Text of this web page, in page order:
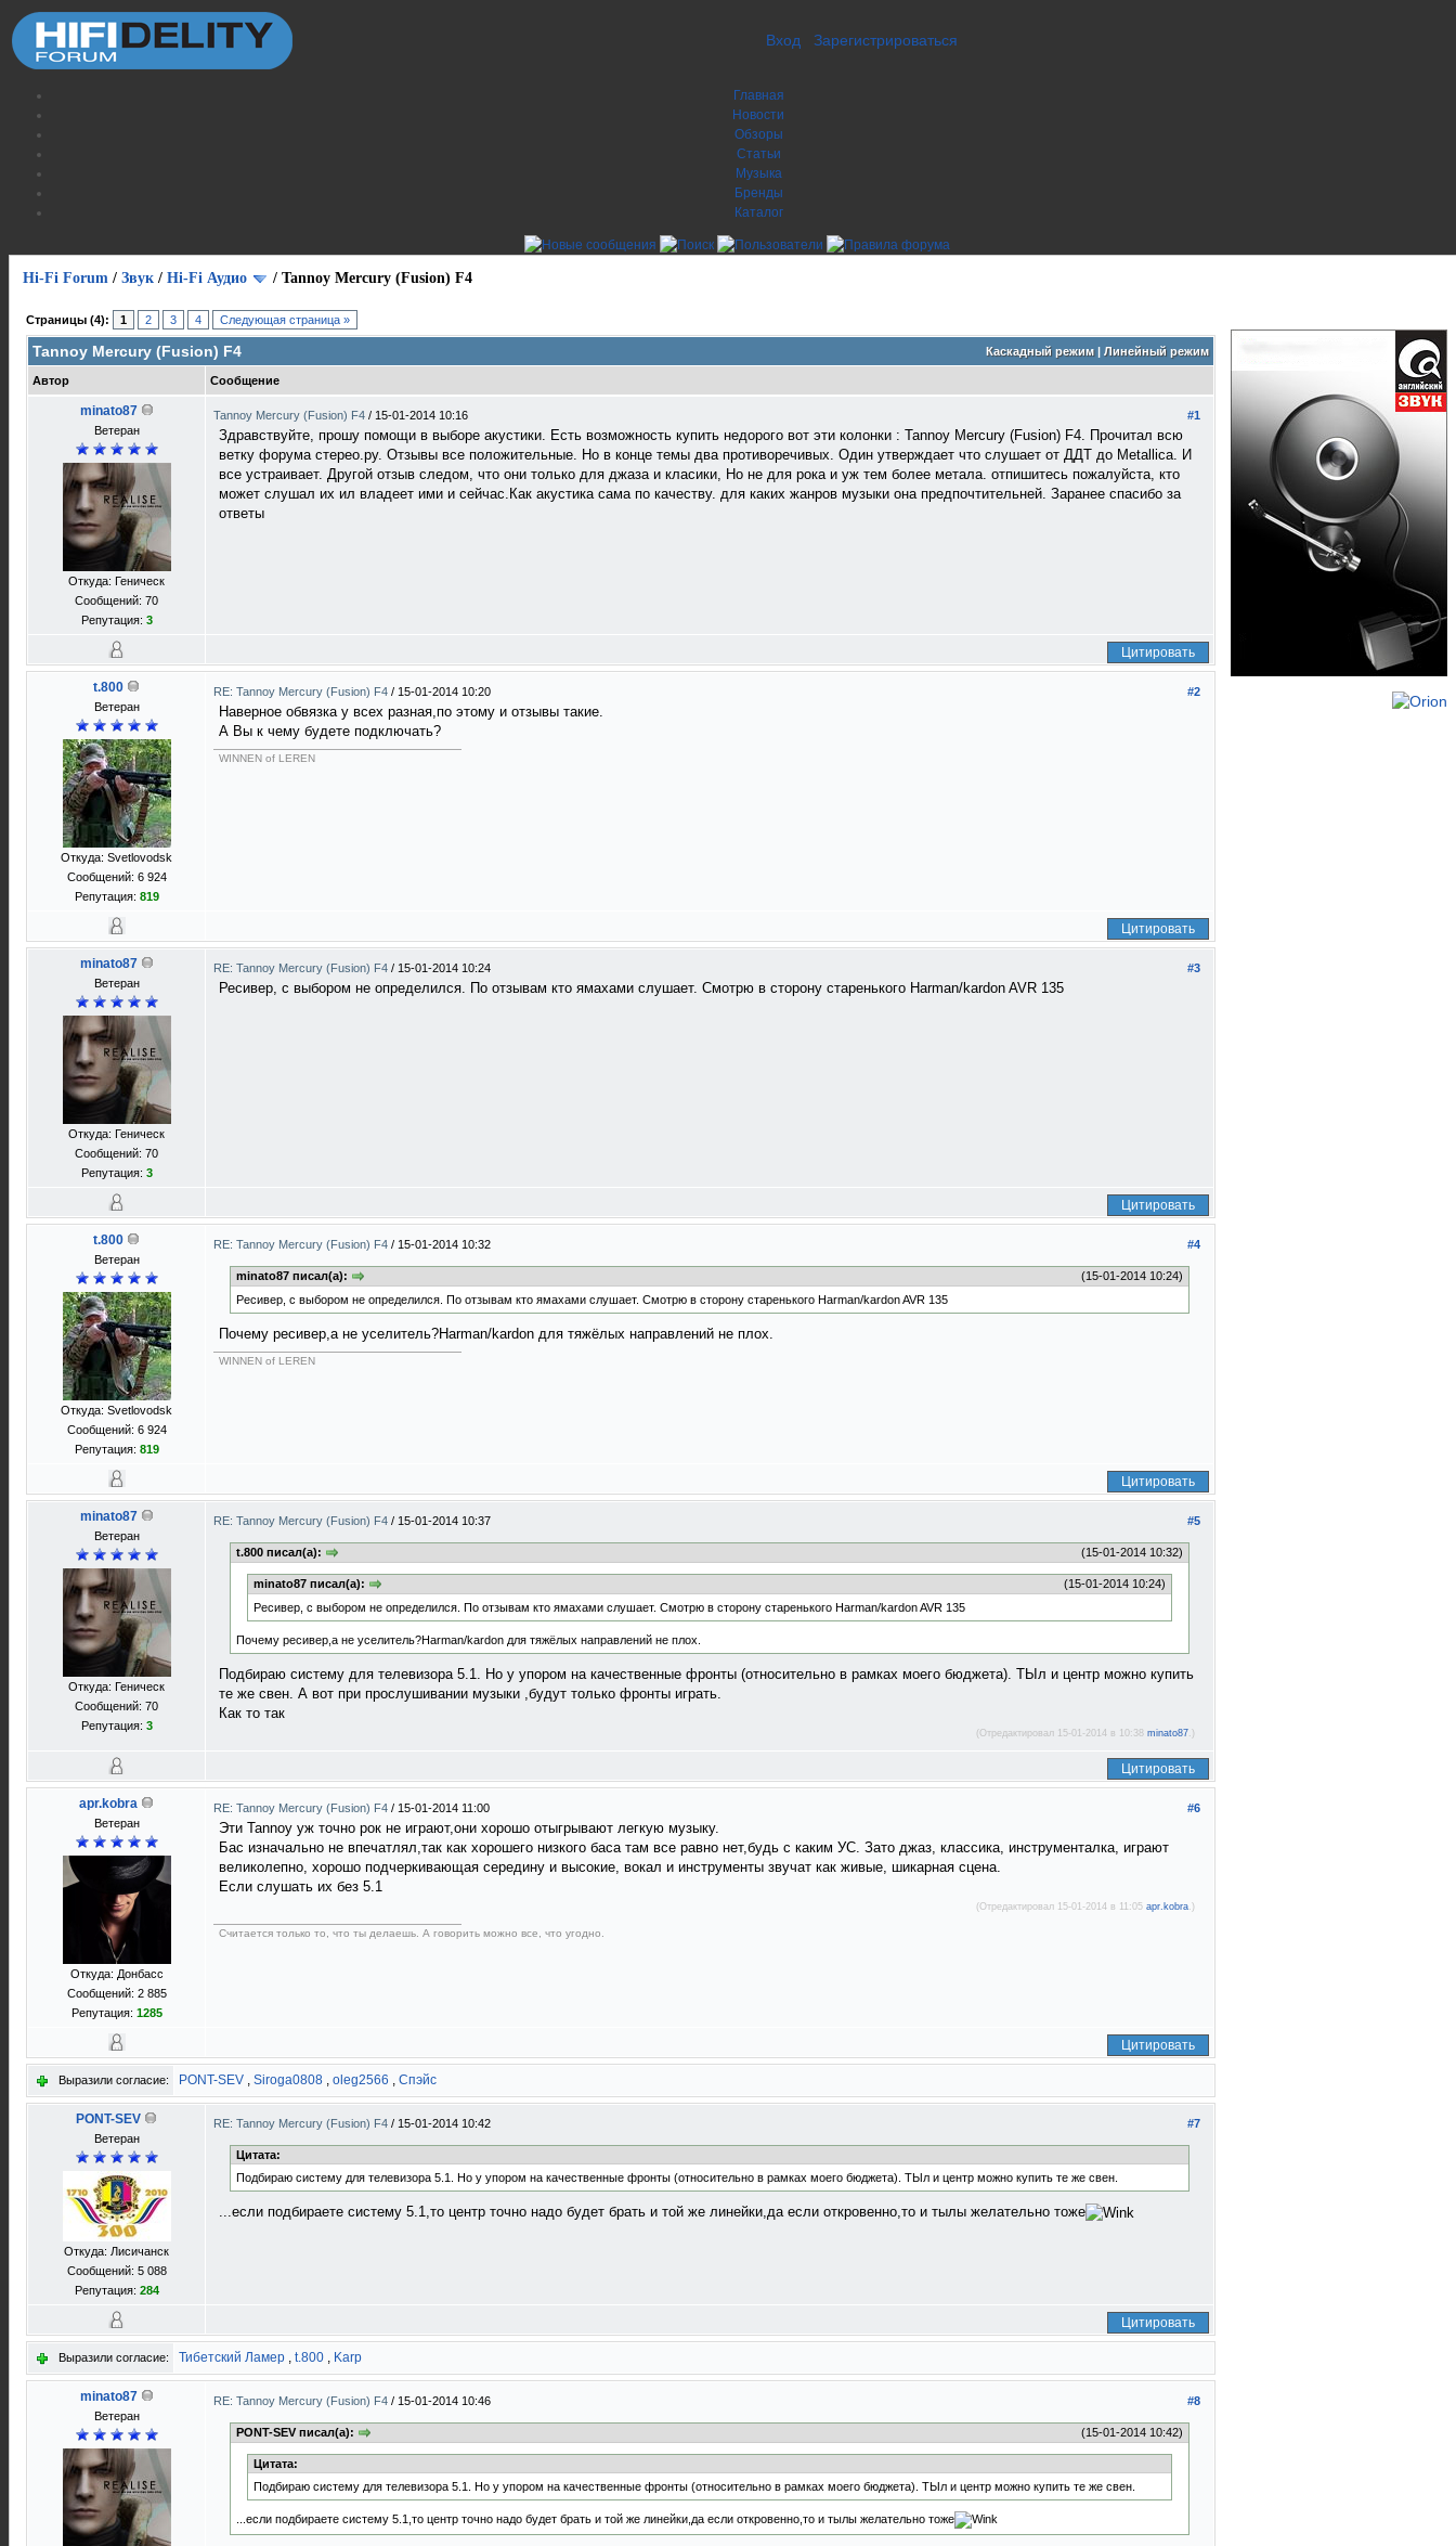
Вход Зарегистрироваться
Главная
Новости
Обзоры
Статьи
Музыка
Бренды
Каталог
Hi-Fi Forum / Звук / Hi-Fi Аудио / Tannoy Mercury (Fusion) F4
Страницы (4): 1 2 3 4 Следующая страница »
Каскадный режим| Линейный режим
Tannoy Mercury (Fusion) F4
Автор Сообщение
minato87
Ветеран
Откуда: Геническ
Сообщений: 70
Репутация: 3
#1
Tannoy Mercury (Fusion) F4 / 15-01-2014 10:16
Здравствуйте, прошу помощи в выборе акустики. Есть возможность купить недорого вот эти колонки : Tannoy Mercury (Fusion) F4. Прочитал всю
ветку форума стерео.ру. Отзывы все положительные. Но в конце темы два противоречивых. Один утверждает что слушает от ДДТ до Metallica. И
все устраивает. Другой отзыв следом, что они только для джаза и класики, Но не для рока и уж тем более метала. отпишитесь пожалуйста, кто
может слушал их ил владеет ими и сейчас.Как акустика сама по качеству. для каких жанров музыки она предпочтительней. Заранее спасибо за
ответы
Цитировать
t.800
Ветеран
Откуда: Svetlovodsk
Сообщений: 6 924
Репутация: 819
#2
RE: Tannoy Mercury (Fusion) F4 / 15-01-2014 10:20
Наверное обвязка у всех разная,по этому и отзывы такие.
А Вы к чему будете подключать?
WINNEN of LEREN
Цитировать
minato87
Ветеран
Откуда: Геническ
Сообщений: 70
Репутация: 3
#3
RE: Tannoy Mercury (Fusion) F4 / 15-01-2014 10:24
Ресивер, с выбором не определился. По отзывам кто ямахами слушает. Смотрю в сторону старенького Harman/kardon AVR 135
Цитировать
t.800
Ветеран
Откуда: Svetlovodsk
Сообщений: 6 924
Репутация: 819
#4
RE: Tannoy Mercury (Fusion) F4 / 15-01-2014 10:32
(15-01-2014 10:24)
minato87 писал(а):
Ресивер, с выбором не определился. По отзывам кто ямахами слушает. Смотрю в сторону старенького Harman/kardon AVR 135
Почему ресивер,а не уселитель?Harman/kardon для тяжёлых направлений не плох.
WINNEN of LEREN
Цитировать
minato87
Ветеран
Откуда: Геническ
Сообщений: 70
Репутация: 3
#5
RE: Tannoy Mercury (Fusion) F4 / 15-01-2014 10:37
(15-01-2014 10:32)
t.800 писал(а):
(15-01-2014 10:24)
minato87 писал(а):
Ресивер, с выбором не определился. По отзывам кто ямахами слушает. Смотрю в сторону старенького Harman/kardon AVR 135
Почему ресивер,а не уселитель?Harman/kardon для тяжёлых направлений не плох.
Подбираю систему для телевизора 5.1. Но у упором на качественные фронты (относительно в рамках моего бюджета). ТЫл и центр можно купить
те же свен. А вот при прослушивании музыки ,будут только фронты играть.
Как то так
(Отредактировал 15-01-2014 в 10:38 minato87.)
Цитировать
apr.kobra
Ветеран
Откуда: Донбасс
Сообщений: 2 885
Репутация: 1285
#6
RE: Tannoy Mercury (Fusion) F4 / 15-01-2014 11:00
Эти Tannoy уж точно рок не играют,они хорошо отыгрывают легкую музыку.
Бас изначально не впечатлял,так как хорошего низкого баса там все равно нет,будь с каким УС. Зато джаз, классика, инструменталка, играют
великолепно, хорошо подчеркивающая середину и высокие, вокал и инструменты звучат как живые, шикарная сцена.
Если слушать их без 5.1
(Отредактировал 15-01-2014 в 11:05 apr.kobra.)
Считается только то, что ты делаешь. А говорить можно все, что угодно.
Цитировать
Выразили согласие: PONT-SEV , Siroga0808 , oleg2566 , Спэйс
PONT-SEV
Ветеран
Откуда: Лисичанск
Сообщений: 5 088
Репутация: 284
#7
RE: Tannoy Mercury (Fusion) F4 / 15-01-2014 10:42
Цитата:
Подбираю систему для телевизора 5.1. Но у упором на качественные фронты (относительно в рамках моего бюджета). ТЫл и центр можно купить те же свен.
...если подбираете систему 5.1,то центр точно надо будет брать и той же линейки,да если откровенно,то и тылы желательно тоже
Цитировать
Выразили согласие: Тибетский Ламер , t.800 , Karp
minato87
Ветеран
#8
RE: Tannoy Mercury (Fusion) F4 / 15-01-2014 10:46
(15-01-2014 10:42)
PONT-SEV писал(а):
Цитата:
Подбираю систему для телевизора 5.1. Но у упором на качественные фронты (относительно в рамках моего бюджета). ТЫл и центр можно купить те же свен.
...если подбираете систему 5.1,то центр точно надо будет брать и той же линейки,да если откровенно,то и тылы желательно тоже